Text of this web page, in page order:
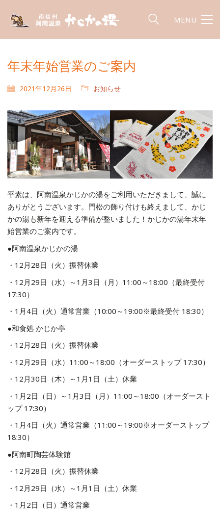
MENU
年末年始営業のご案内
2021年12月26日 お知らせ
平素は、阿南温泉かじかの湯をご利用いただきまして、誠に
ありがとうございます。門松の飾り付けも終えまして、かじ
かの湯も新年を迎える準備が整いました！かじかの湯年末年
始営業のご案内です。
●阿南温泉かじかの湯
・12月28日（火）振替休業
・12月29日（水）～1月3日（月）11:00～18:00（最終受付
17:30）
・1月4日（火）通常営業（10:00～19:00※最終受付 18:30）
●和食処 かじか亭
・12月28日（火）振替休業
・12月29日（水）11:00～18:00（オーダーストップ 17:30）
・12月30日（木）～1月1日（土）休業
・1月2日（日）～1月3日（月）11:00～18:00（オーダースト
ップ 17:30）
・1月4日（火）通常営業（11:00～19:00※オーダーストップ
18:30）
●阿南町陶芸体験館
・12月28日（火）振替休業
・12月29日（水）～1月1日（土）休業
・1月2日（日）通常営業